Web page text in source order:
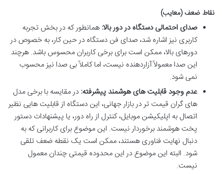
نقاط ضعف (معایب)
صدای احتمالی دستگاه در دور بالا: همانطور که در بخش تجربه
کاربری نیز اشاره شد، صدای فن دستگاه در حین کار، به خصوص در
دورهای بالا، ممکن است برای برخی کاربران محسوس باشد. هرچند
این صدا معمولاً آزاردهنده نیست، اما کاملاً بی صدا نیز محسوب
نمی شود.
عدم وجود قابلیت های هوشمند پیشرفته: در مقایسه با برخی مدل
های گران قیمت تر در بازار جهانی، این دستگاه از قابلیت هایی نظیر
اتصال به اپلیکیشن موبایل، کنترل از راه دور، یا پیشنهادات دستور
پخت هوشمند برخوردار نیست. این موضوع برای کاربرانی که به
دنبال نهایت فناوری هستند، ممکن است یک نقطه ضعف تلقی
شود. البته این موضوع در این محدوده قیمتی چندان معمول
نیست.